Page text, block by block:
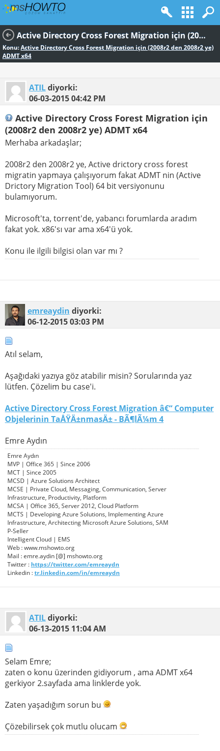
Active Directory Cross Forest Migration için (2008r2 den 2008r2 ye) ADMT x64
Konu:Active Directory Cross Forest Migration için (2008r2 den 2008r2 ye)
ADMT x64
ATILdiyorki:
06-03-201504:42 PM
Active Directory Cross Forest Migration için
(2008r2 den 2008r2 ye) ADMT x64
Merhaba arkadaşlar;
2008r2 den 2008r2 ye, Active drictory cross forest
migratin yapmaya çalışıyorum fakat ADMT nin (Active
Drictory Migration Tool) 64 bit versiyonunu
bulamıyorum.
Microsoft'ta, torrent'de, yabancı forumlarda aradım
fakat yok. x86'sı var ama x64'ü yok.
Konu ile ilgili bilgisi olan var mı ?
emreaydin diyorki:
06-12-201503:03 PM
Atıl selam,
Aşağıdaki yazıya göz atabilir misin? Sorularında yaz
lütfen. Çözelim bu case'i.
Active Directory Cross Forest Migration â€“ Computer
Objelerinin TaÅŸÄ±nmasÄ± - BÃ¶lÃ¼m 4
Emre Aydın
Emre Aydın
MVP | Office 365 | Since 2006
MCT | Since 2005
MCSD | Azure Solutions Architect
MCSE | Private Cloud, Messaging, Communication, Server
Infrastructure, Productivity, Platform
MCSA | Office 365, Server 2012, Cloud Platform
MCTS | Developing Azure Solutions, Implementing Azure
Infrastructure, Architecting Microsoft Azure Solutions, SAM
P-Seller
Intelligent Cloud | EMS
Web : www.mshowto.org
Mail : emre.aydin [@] mshowto.org
Twitter : https://twitter.com/emreaydn
Linkedin :tr.linkedin.com/in/emreaydn
ATILdiyorki:
06-13-2015 11:04 AM
Selam Emre;
zaten o konu üzerinden gidiyorum , ama ADMT x64
gerkiyor 2.sayfada ama linklerde yok.
Zaten yaşadığım sorun bu
Çözebilirsek çok mutlu olucam